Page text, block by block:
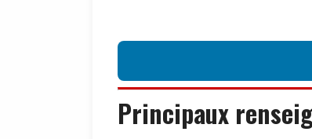
Principaux